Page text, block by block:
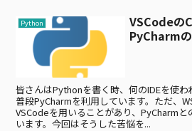
Python
VSCodeの
PyCharm
皆さんはPythonを書く時、何のIDEを使
普段PyCharmを利用しています。ただ、
VSCodeを用いることがあり、PyCharm
います。今回はそうした苦悩を...